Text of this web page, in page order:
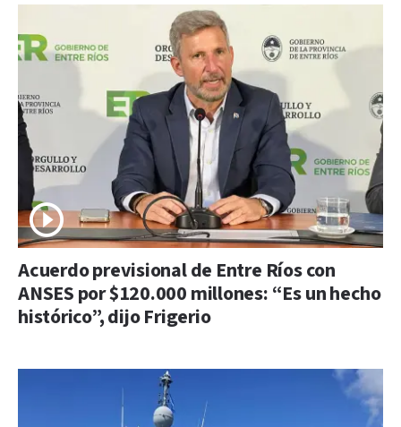
Acuerdo previsional de Entre Ríos con
ANSES por $120.000 millones: “Es un hecho
histórico”, dijo Frigerio